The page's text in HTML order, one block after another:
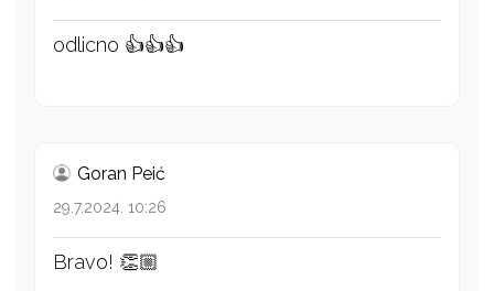
odlicno 👍👍👍
Goran Peić
29.7.2024. 10:26
Bravo! 👏🏼